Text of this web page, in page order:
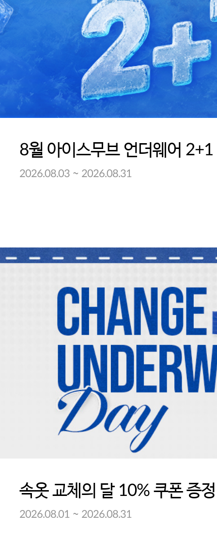
8월 아이스무브 언더웨어 2+1
2026.08.03 ~ 2026.08.31
속옷 교체의 달 10% 쿠폰 증정
2026.08.01 ~ 2026.08.31